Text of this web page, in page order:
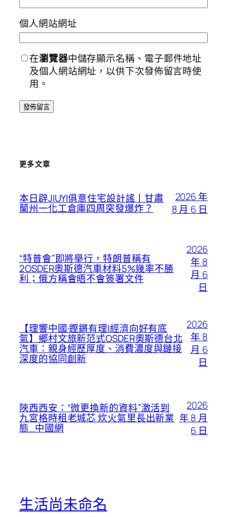
個人網站網址
在瀏覽器中儲存顯示名稱、電子郵件地址
及個人網站網址，以供下次發佈留言時使
用。
更多文章
本日辟JIUYI俱意住宅設計謠丨甘肅
蘭州一化工倉庫四周突發爆炸？
2026 年
8 月 6 日
“特普會”即將舉行，特朗普稱有
2OSDER奧斯德汽車材料5%幾率不勝
利；俄方稱會晤不會簽署文件
2026
年 8
月 6
日
【理響中國·鏗鏘有理|經濟向好有底
氣】鄉村文旅新范式OSDER奧斯德台北
汽車：親身經歷厚度、消費濃度與鏈接
深度的協同創新
2026
年 8
月 6
日
陜西西安：“微更換新的資料”激活到
九宮格時租老城芯 炊火氣里長出新業
態_中國網
2026
年 8 月
6 日
生活尚未命名